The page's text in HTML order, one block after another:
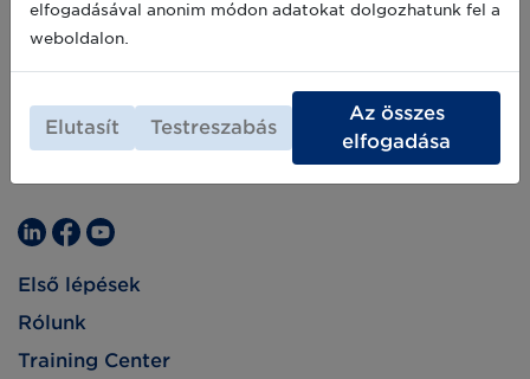
Első lépések
Rólunk
Training Center
elfogadásával anonim módon adatokat dolgozhatunk fel a
weboldalon.
Elutasít Testreszabás
Az összes
elfogadása